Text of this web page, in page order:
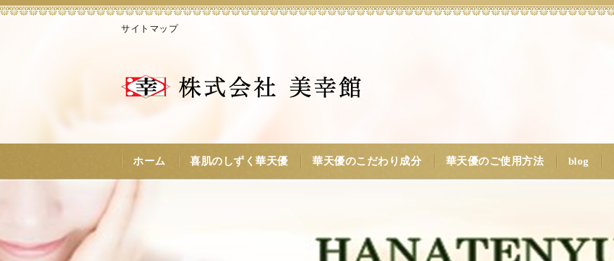
サイトマップ
ホーム 喜肌のしずく華天優 華天優のこだわり成分 華天優のご使用方法 blog